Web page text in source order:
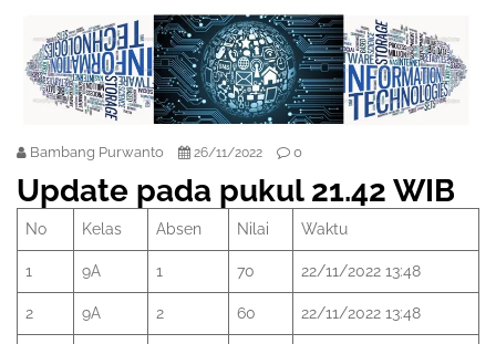
Bambang Purwanto 26/11/2022 0
Update pada pukul 21.42 WIB
No Kelas Absen Nilai Waktu
1 9A 1 70 22/11/2022 13:48
2 9A 2 60 22/11/2022 13:48